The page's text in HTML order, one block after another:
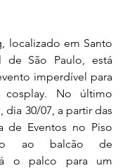
localizado em Santo
de São Paulo, está
imperdível para
No último
30/07, a partir das
de Eventos no Piso
ao balcão de
o palco para um